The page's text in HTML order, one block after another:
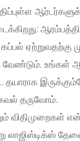
ஏற்றுவதற்கு
உங்கள்
தயாராக
தருவோம்.
விதிமுறைகள்
லாஜிஸ்டிக்ஸ்